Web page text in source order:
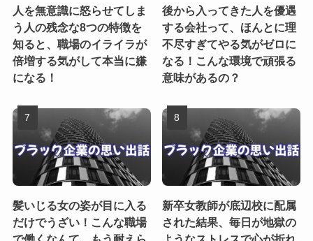
人を無意識に怒らせてしま
う人の残念な8つの特徴を
知ると、職場のイライラが
倍増する気がして本当に嫌
になる！
後から入ってきた人を優遇
する会社って、ほんとに理
不尽すぎてやる気がゼロに
なる！こんな環境で頑張る
意味があるの？
髪いじる女の姿が目に入る
だけでうざい！こんな職場
新卒女教師が底辺校に配属
された結果、毎日が地獄の